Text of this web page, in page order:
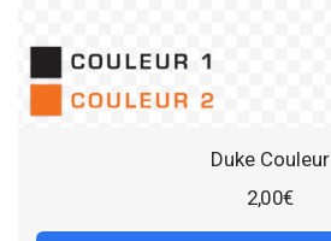
Duke Couleur
2,00€